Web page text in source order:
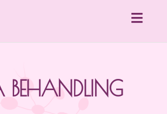
BEHANDLING